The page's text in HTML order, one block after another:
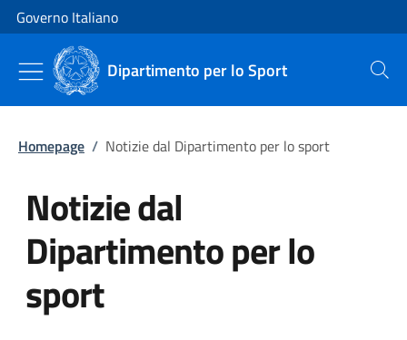
Vai al contenuto
Vai alla navigazione del sito
Governo Italiano
Dipartimento per lo Sport Cerca
Homepage / Notizie dal Dipartimento per lo sport
Notizie dal
Dipartimento per lo
sport